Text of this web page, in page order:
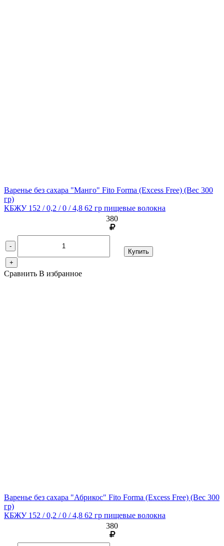
Варенье без сахара "Манго" Fito Forma (Excess Free) (Вес 300
гр)
КБЖУ 152 / 0,2 / 0 / 4,8 62 гр пищевые волокна
380
-
+
Купить
Сравнить В избранное
Варенье без сахара "Абрикос" Fito Forma (Excess Free) (Вес 300
гр)
КБЖУ 152 / 0,2 / 0 / 4,8 62 гр пищевые волокна
380